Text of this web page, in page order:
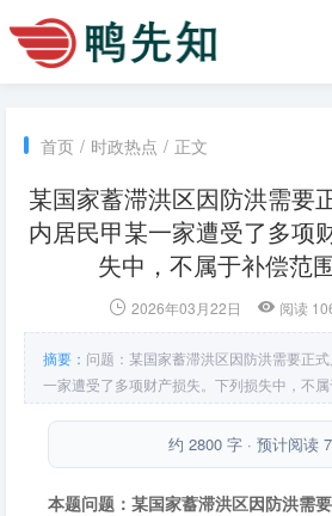
首页 / 时政热点 / 正文
某国家蓄滞洪区因防洪需要
内居民甲某一家遭受了多项
失中，不属于补偿范
2026年03月22日 阅读
摘要： 问题：某国家蓄滞洪区因防洪需要正
一家遭受了多项财产损失。下列损失中，不
案：甲某在村内违规建设的二层小楼（未按
约 2800 字 · 预计阅读
本题问题：某国家蓄滞洪区因防洪需